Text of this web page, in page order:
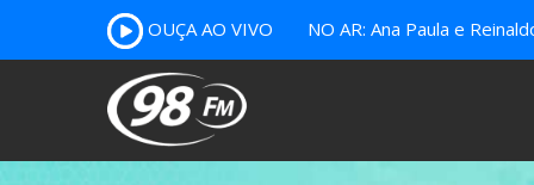
OUÇA AO VIVO NO AR: Ana Paula e